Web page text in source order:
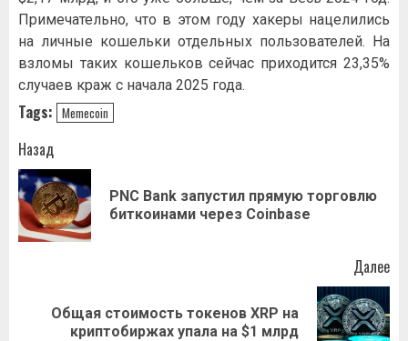
Примечательно, что в этом году хакеры нацелились
на личные кошельки отдельных пользователей. На
взломы таких кошельков сейчас приходится 23,35%
случаев краж с начала 2025 года.
Tags: Memecoin
Навигация
записи
Назад
PNC Bank запустил прямую торговлю
биткоинами через Coinbase
Далее
Следующая
Общая стоимость токенов XRP на
криптобиржах упала на $1 млрд